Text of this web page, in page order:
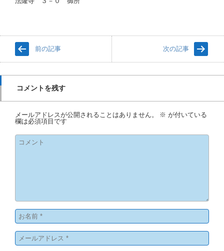
前の記事 次の記事
コメントを残す
メールアドレスが公開されることはありません。 ※ が付いている
欄は必須項目です